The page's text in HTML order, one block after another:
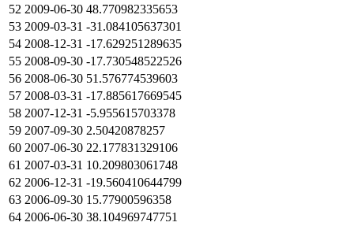
52 2009-06-30 48.770982335653
53 2009-03-31 -31.084105637301
54 2008-12-31 -17.629251289635
55 2008-09-30 -17.730548522526
56 2008-06-30 51.576774539603
57 2008-03-31 -17.885617669545
58 2007-12-31 -5.955615703378
59 2007-09-30 2.50420878257
60 2007-06-30 22.177831329106
61 2007-03-31 10.209803061748
62 2006-12-31 -19.560410644799
63 2006-09-30 15.77900596358
64 2006-06-30 38.104969747751